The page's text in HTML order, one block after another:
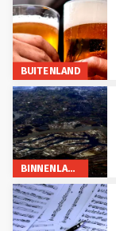
BUITENLAND
BINNENLAND